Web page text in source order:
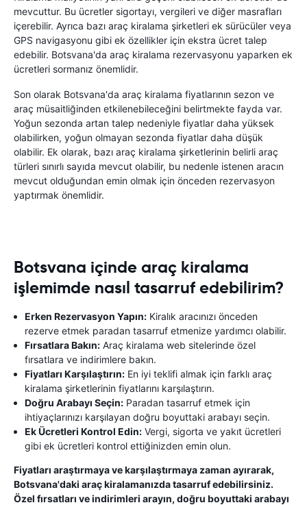
mevcuttur. Bu ücretler sigortayı, vergileri ve diğer masrafları
içerebilir. Ayrıca bazı araç kiralama şirketleri ek sürücüler veya
GPS navigasyonu gibi ek özellikler için ekstra ücret talep
edebilir. Botsvana'da araç kiralama rezervasyonu yaparken ek
ücretleri sormanız önemlidir.
Son olarak Botsvana'da araç kiralama fiyatlarının sezon ve
araç müsaitliğinden etkilenebileceğini belirtmekte fayda var.
Yoğun sezonda artan talep nedeniyle fiyatlar daha yüksek
olabilirken, yoğun olmayan sezonda fiyatlar daha düşük
olabilir. Ek olarak, bazı araç kiralama şirketlerinin belirli araç
türleri sınırlı sayıda mevcut olabilir, bu nedenle istenen aracın
mevcut olduğundan emin olmak için önceden rezervasyon
yaptırmak önemlidir.
Botsvana içinde araç kiralama
işlemimde nasıl tasarruf edebilirim?
Erken Rezervasyon Yapın: Kiralık aracınızı önceden
rezerve etmek paradan tasarruf etmenize yardımcı olabilir.
Fırsatlara Bakın: Araç kiralama web sitelerinde özel
fırsatlara ve indirimlere bakın.
Fiyatları Karşılaştırın: En iyi teklifi almak için farklı araç
kiralama şirketlerinin fiyatlarını karşılaştırın.
Doğru Arabayı Seçin: Paradan tasarruf etmek için
ihtiyaçlarınızı karşılayan doğru boyuttaki arabayı seçin.
Ek Ücretleri Kontrol Edin: Vergi, sigorta ve yakıt ücretleri
gibi ek ücretleri kontrol ettiğinizden emin olun.
Fiyatları araştırmaya ve karşılaştırmaya zaman ayırarak,
Botsvana'daki araç kiralamanızda tasarruf edebilirsiniz.
Özel fırsatları ve indirimleri arayın, doğru boyuttaki arabayı